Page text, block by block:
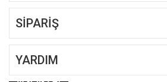
SİPARİŞ
YARDIM